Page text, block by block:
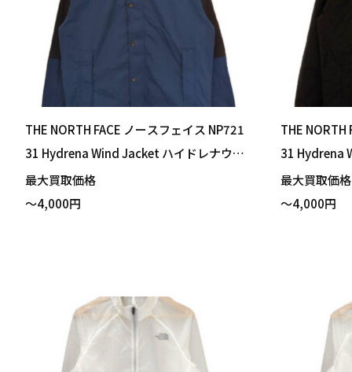
THE NORTH FACE ノースフェイス NP721
31 Hydrena Wind Jacket ハイドレナウィ
ンドジャケット マウンテンブルー Mサイ
ズ 買い取りました！
最大買取価格
～4,000円
THE NORTH
31 Hydrena
ンドジャケ
りました！
最大買取価
～4,000円